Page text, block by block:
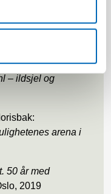
– ildsjel og
arena i
50 år med
2019